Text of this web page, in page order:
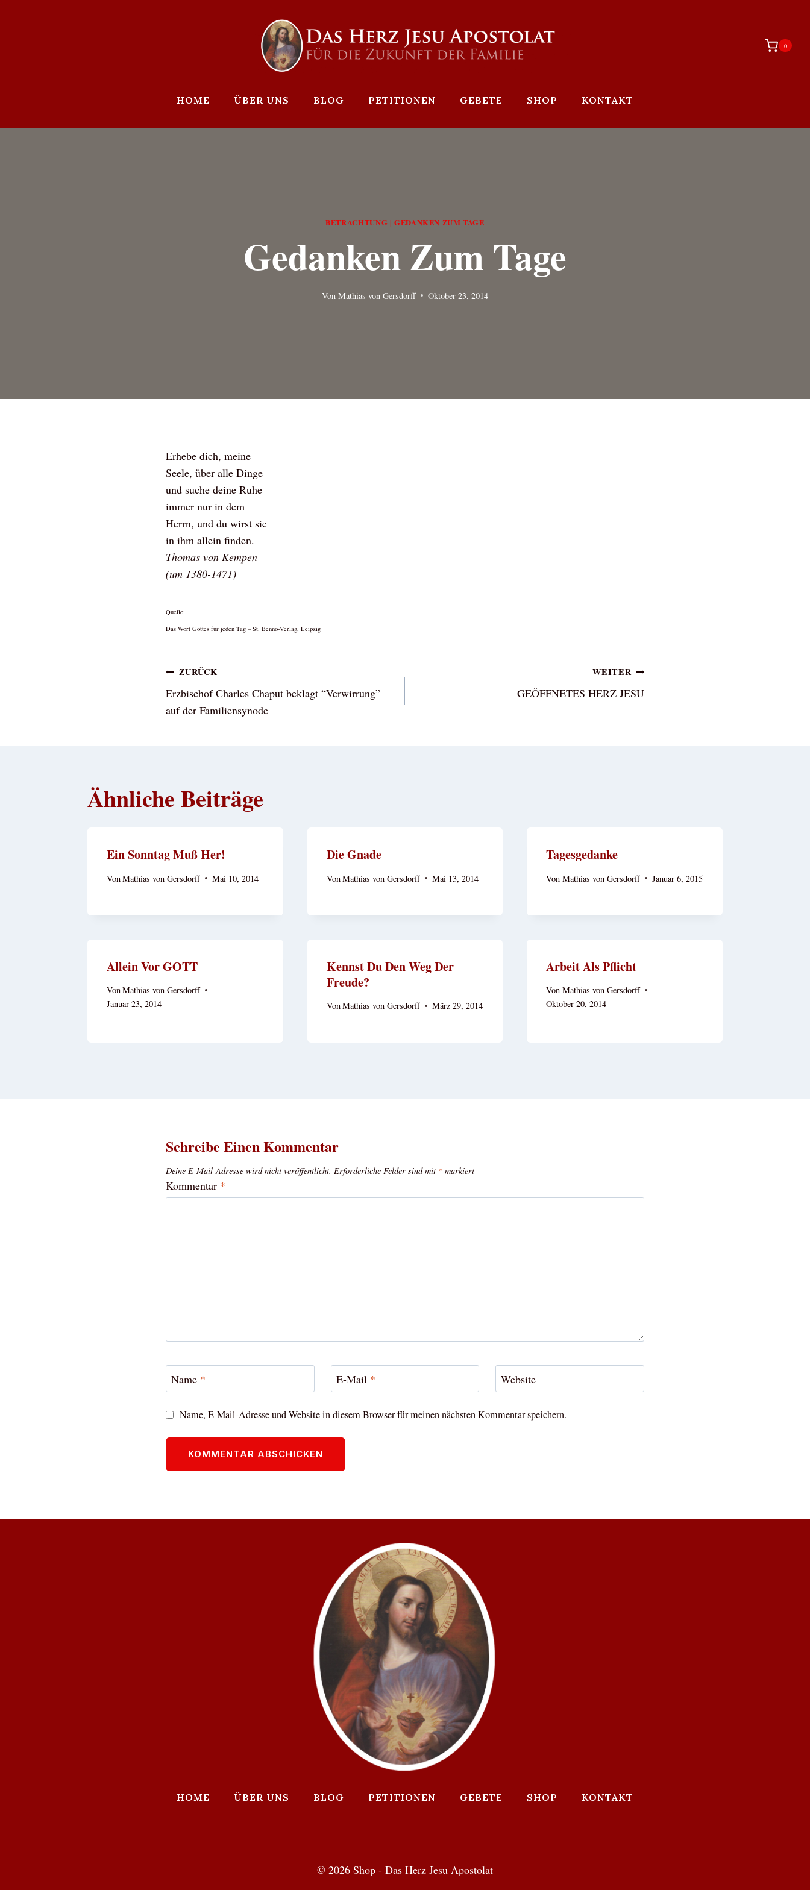
0
HOME ÜBER UNS BLOG PETITIONEN GEBETE SHOP KONTAKT
BETRACHTUNG |GEDANKEN ZUM TAGE
Gedanken Zum Tage
Von Mathias von Gersdorff Oktober 23, 2014
Erhebe dich, meine
Seele, über alle Dinge
und suche deine Ruhe
immer nur in dem
Herrn, und du wirst sie
in ihm allein finden.
Thomas von Kempen
(um 1380-1471)
Quelle:
Das Wort Gottes für jeden Tag – St. Benno-Verlag, Leipzig
Beitragsnavigation
ZURÜCK
Erzbischof Charles Chaput beklagt “Verwirrung”
auf der Familiensynode
WEITER
GEÖFFNETES HERZ JESU
Ähnliche Beiträge
Ein Sonntag Muß Her!
VonMathias von Gersdorff Mai 10, 2014
Die Gnade
VonMathias von Gersdorff Mai 13, 2014
Tagesgedanke
Von Mathias von Gersdorff Januar 6, 2015
Allein Vor GOTT
VonMathias von Gersdorff
Januar 23, 2014
Kennst Du Den Weg Der
Freude?
VonMathias von Gersdorff März 29, 2014
Arbeit Als Pflicht
Von Mathias von Gersdorff
Oktober 20, 2014
Schreibe Einen Kommentar
Deine E-Mail-Adresse wird nicht veröffentlicht. Erforderliche Felder sind mit * markiert
Kommentar *
Name * E-Mail * Website
Name, E-Mail-Adresse und Website in diesem Browser für meinen nächsten Kommentar speichern.
HOME ÜBER UNS BLOG PETITIONEN GEBETE SHOP KONTAKT
© 2026 Shop - Das Herz Jesu Apostolat